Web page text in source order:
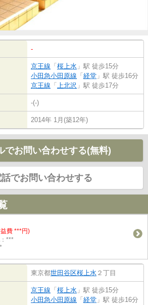
-
京王線 「 桜上水 」駅 徒歩15分
小田急小田原線 「 経堂 」駅 徒歩16分
京王線 「 上北沢 」駅 徒歩17分
-(-)
2014年 1月(築12年)
でお問い合わせする(無料)
話でお問い合わせする
費 ***円)
***
東京都世田谷区桜上水 ２丁目
京王線 「 桜上水 」駅 徒歩15分
小田急小田原線 「 経堂 」駅 徒歩16分